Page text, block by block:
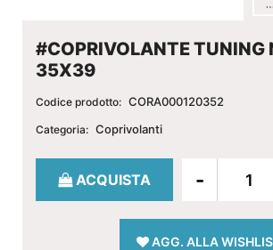
#COPRIVOLANTE TUNING
35X39
Codice prodotto: CORA000120352
Categoria: Coprivolanti
Quantità
ACQUISTA
AGG. ALLA